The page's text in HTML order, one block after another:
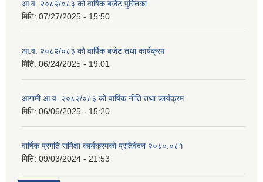
आ.व. २०८२/०८३ को वार्षिक बजेट पुस्तिका
मिति: 07/27/2025 - 15:50
आ.व. २०८२/०८३ को वार्षिक बजेट तथा कार्यक्रम
मिति: 06/24/2025 - 19:01
आगामी आ.व. २०८२/०८३ को वार्षिक नीति तथा कार्यक्रम
मिति: 06/06/2025 - 15:20
वार्षिक प्रगति समिक्षा कार्यक्रमको प्रतिवेदन २०८०.०८१
मिति: 09/03/2024 - 21:53